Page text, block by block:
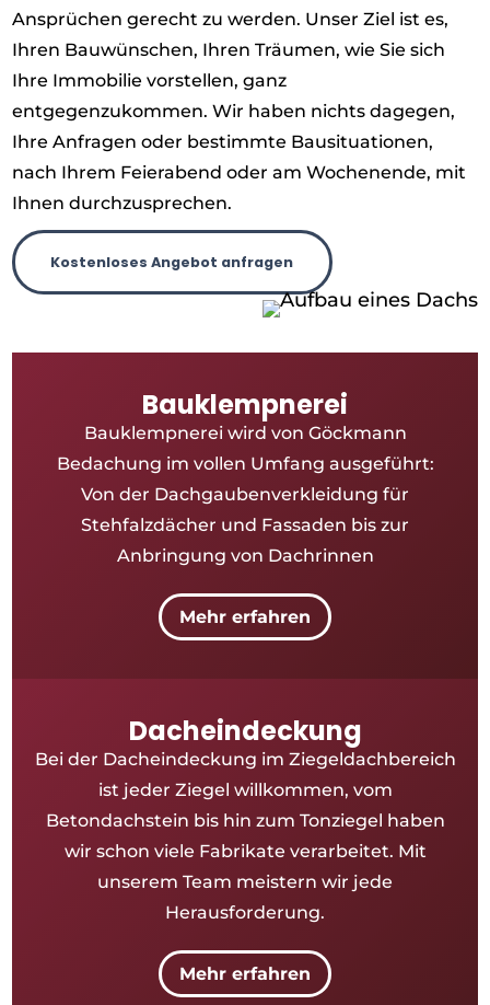
Ansprüchen gerecht zu werden. Unser Ziel ist es,
Ihren Bauwünschen, Ihren Träumen, wie Sie sich
Ihre Immobilie vorstellen, ganz
entgegenzukommen. Wir haben nichts dagegen,
Ihre Anfragen oder bestimmte Bausituationen,
nach Ihrem Feierabend oder am Wochenende, mit
Ihnen durchzusprechen.
Kostenloses Angebot anfragen
Bauklempnerei
Bauklempnerei wird von Göckmann
Bedachung im vollen Umfang ausgeführt:
Von der Dachgaubenverkleidung für
Stehfalzdächer und Fassaden bis zur
Anbringung von Dachrinnen
Mehr erfahren
Dacheindeckung
Bei der Dacheindeckung im Ziegeldachbereich
ist jeder Ziegel willkommen, vom
Betondachstein bis hin zum Tonziegel haben
wir schon viele Fabrikate verarbeitet. Mit
unserem Team meistern wir jede
Herausforderung.
Mehr erfahren